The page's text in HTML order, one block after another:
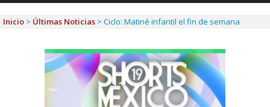
Inicio > Últimas Noticias > Ciclo: Matiné infantil el fin de semana